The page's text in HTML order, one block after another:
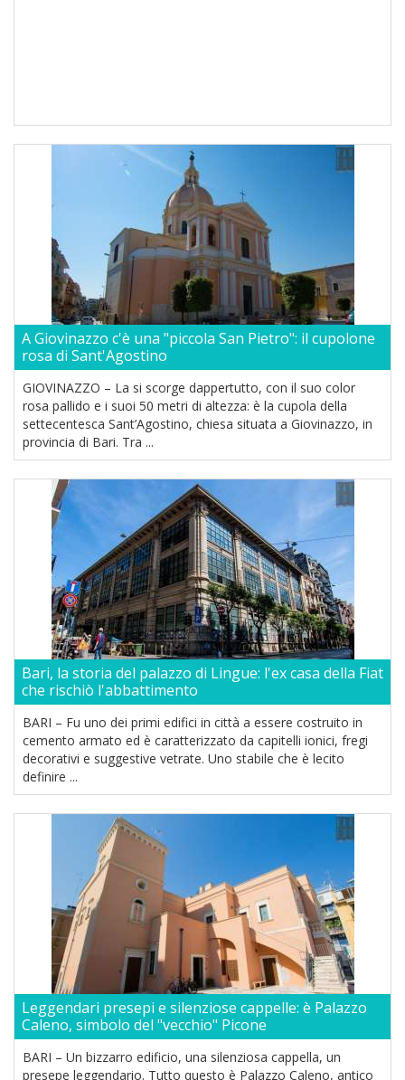
A Giovinazzo c'è una "piccola San Pietro": il cupolone
rosa di Sant'Agostino
GIOVINAZZO – La si scorge dappertutto, con il suo color
rosa pallido e i suoi 50 metri di altezza: è la cupola della
settecentesca Sant’Agostino, chiesa situata a Giovinazzo, in
provincia di Bari. Tra ...
Bari, la storia del palazzo di Lingue: l'ex casa della Fiat
che rischiò l'abbattimento
BARI – Fu uno dei primi edifici in città a essere costruito in
cemento armato ed è caratterizzato da capitelli ionici, fregi
decorativi e suggestive vetrate. Uno stabile che è lecito
definire ...
Leggendari presepi e silenziose cappelle: è Palazzo
Caleno, simbolo del "vecchio" Picone
BARI – Un bizzarro edificio, una silenziosa cappella, un
presepe leggendario. Tutto questo è Palazzo Caleno, antico